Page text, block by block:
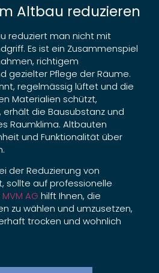
Altbau reduzieren
reduziert man nicht mit
Es ist ein Zusammenspiel
richtigem
gezielter Pflege der Räume.
regelmässig lüftet und die
Materialien schützt,
die Bausubstanz und
Raumklima. Altbauten
und Funktionalität über
der Reduzierung von
sollte auf professionelle
MVM AG hilft Ihnen, die
zu wählen und umzusetzen,
trocken und wohnlich